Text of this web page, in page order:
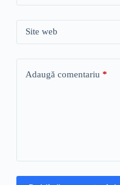
Site web
Adaugă comentariu *